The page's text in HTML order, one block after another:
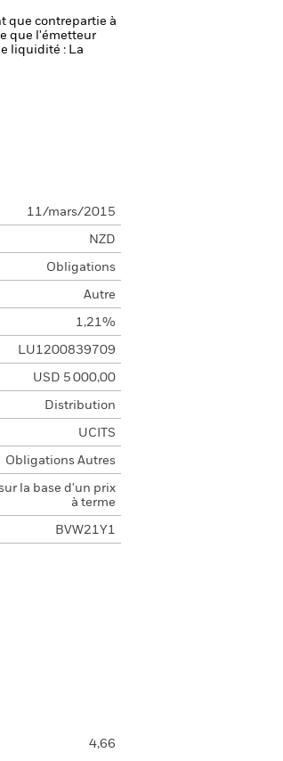
que contrepartie à
que l'émetteur
liquidité : La
11/mars/2015
NZD
Obligations
Autre
1,21%
LU1200839709
USD 5 000,00
Distribution
UCITS
Obligations Autres
la base d'un prix
à terme
BVW21Y1
4,66